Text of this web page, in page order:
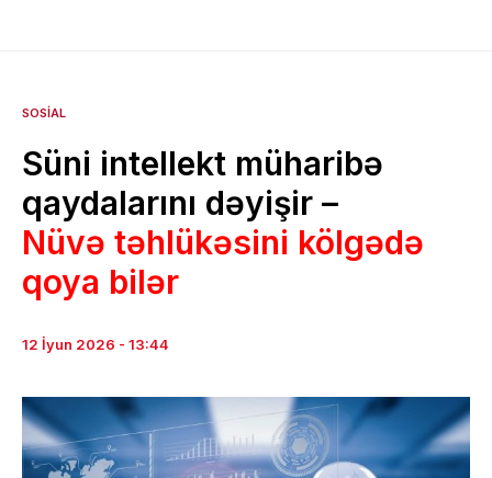
SOSIAL
Süni intellekt müharibə
qaydalarını dəyişir –
Nüvə təhlükəsini kölgədə
qoya bilər
12 İyun 2026 - 13:44